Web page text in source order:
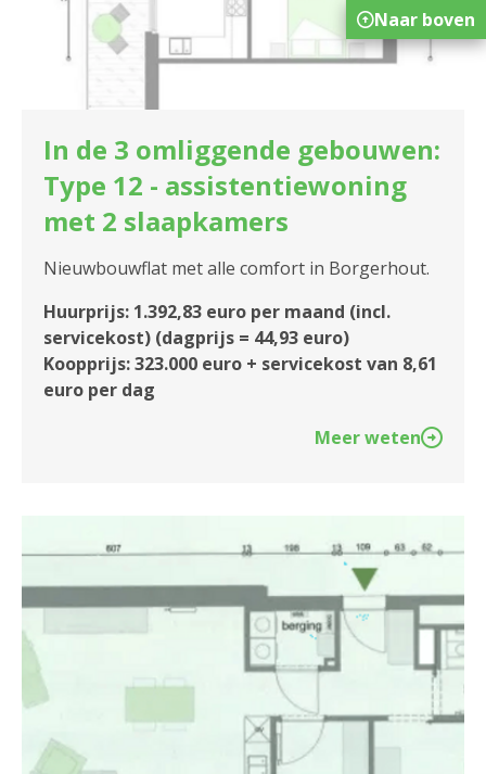
In de 3 omliggende gebouwen:
Type 12 - assistentiewoning
met 2 slaapkamers
Nieuwbouwflat met alle comfort in Borgerhout.
Huurprijs: 1.392,83 euro per maand (incl.
servicekost) (dagprijs = 44,93 euro)
Koopprijs: 323.000 euro + servicekost van 8,61
euro per dag
Meer weten
Naar boven